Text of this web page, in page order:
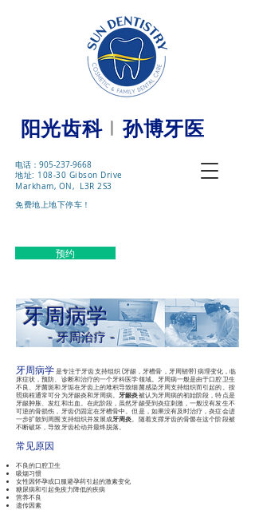
地址: 108-30 Gibson Drive
Markham, ON, L3R 2S3
免费地上地下停车！
预约
阳光齿科 l 孙博牙医
电话：905-237-9668
- 牙周治疗 -
牙周病学
牙周病学 是专注于牙齿支持组织 (牙龈，牙槽骨，牙周韧带) 病理变化，临
床症状，预防、诊断和治疗的一个牙科医学领域。牙周病一般是由于口腔卫生
不良、牙菌斑和牙垢在牙齿上的堆积导致细菌感染牙周支持组织而引起的。按
照病程通常可分为牙龈炎和牙周病。牙龈炎被认为牙周病的初始阶段，特点是
牙龈肿胀、发红和出血。在此阶段，虽然牙龈受到炎症刺激，一般没有发生不
可逆的骨损伤，牙齿仍固定在牙槽骨中。但是，如果没有及时治疗，炎症会进
一步扩散到周围支持组织并发展成牙周炎。随着支撑牙齿的骨骼在这个阶段被
不断破坏，导致牙齿松动并最终脱落。
常见原因
不良的口腔卫生
吸烟习惯
女性因怀孕或口服避孕药引起的激素变化
糖尿病和引起免疫力降低的疾病
营养不良
遗传因素